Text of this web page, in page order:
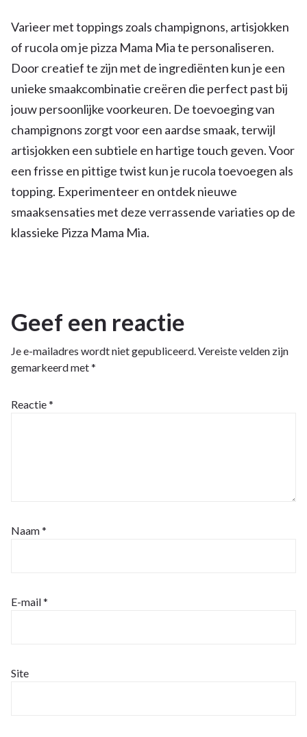
Varieer met toppings zoals champignons, artisjokken
of rucola om je pizza Mama Mia te personaliseren.
Door creatief te zijn met de ingrediënten kun je een
unieke smaakcombinatie creëren die perfect past bij
jouw persoonlijke voorkeuren. De toevoeging van
champignons zorgt voor een aardse smaak, terwijl
artisjokken een subtiele en hartige touch geven. Voor
een frisse en pittige twist kun je rucola toevoegen als
topping. Experimenteer en ontdek nieuwe
smaaksensaties met deze verrassende variaties op de
klassieke Pizza Mama Mia.
Geef een reactie
Je e-mailadres wordt niet gepubliceerd. Vereiste velden zijn
gemarkeerd met*
Reactie*
Naam*
E-mail*
Site